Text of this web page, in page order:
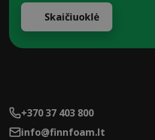
Skaičiuoklė
+370 37 403 800
info@finnfoam.lt